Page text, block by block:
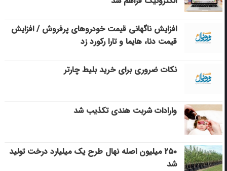
افزایش ناگهانی قیمت خودروهای پرفروش / افزایش
قیمت دنا، هایما و تارا رکورد زد
نکات ضروری برای خرید بلیط چارتر
وارادات شربت هندی تکذیب شد
۲۵۰ میلیون اصله نهال طرح یک میلیارد درخت تولید
شد